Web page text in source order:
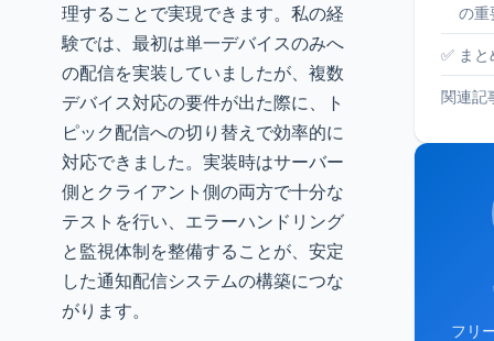
理することで実現できます。私の経
験では、最初は単一デバイスのみへ
の配信を実装していましたが、複数
デバイス対応の要件が出た際に、ト
ピック配信への切り替えで効率的に
対応できました。実装時はサーバー
側とクライアント側の両方で十分な
テストを行い、エラーハンドリング
と監視体制を整備することが、安定
した通知配信システムの構築につな
がります。
の重
✅ ま
関連記
フリ